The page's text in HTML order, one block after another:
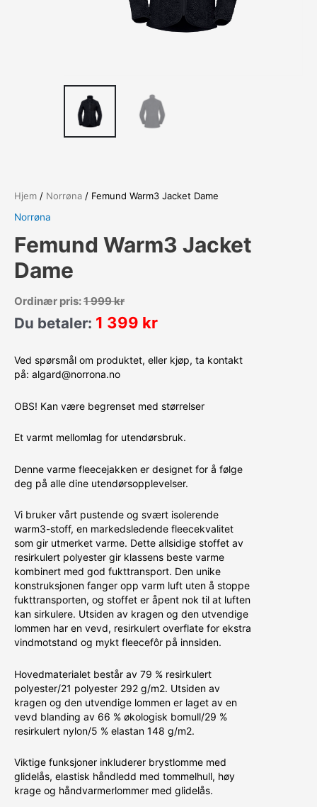
Hjem / Norrøna / Femund Warm3 Jacket Dame
Norrøna
Femund Warm3 Jacket
Dame
Ordinær pris:1 999kr
Du betaler: 1 399 kr
Ved spørsmål om produktet, eller kjøp, ta kontakt
på: algard@norrona.no
OBS! Kan være begrenset med størrelser
Et varmt mellomlag for utendørsbruk.
Denne varme fleecejakken er designet for å følge
deg på alle dine utendørsopplevelser.
Vi bruker vårt pustende og svært isolerende
warm3-stoff, en markedsledende fleecekvalitet
som gir utmerket varme. Dette allsidige stoffet av
resirkulert polyester gir klassens beste varme
kombinert med god fukttransport. Den unike
konstruksjonen fanger opp varm luft uten å stoppe
fukttransporten, og stoffet er åpent nok til at luften
kan sirkulere. Utsiden av kragen og den utvendige
lommen har en vevd, resirkulert overflate for ekstra
vindmotstand og mykt fleecefôr på innsiden.
Hovedmaterialet består av 79 % resirkulert
polyester/21 polyester 292 g/m2. Utsiden av
kragen og den utvendige lommen er laget av en
vevd blanding av 66 % økologisk bomull/29 %
resirkulert nylon/5 % elastan 148 g/m2.
Viktige funksjoner inkluderer brystlomme med
glidelås, elastisk håndledd med tommelhull, høy
krage og håndvarmerlommer med glidelås.